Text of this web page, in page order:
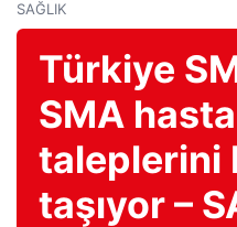
SAĞLIK
Türkiye
SMA
taleplerini
taşıyor –